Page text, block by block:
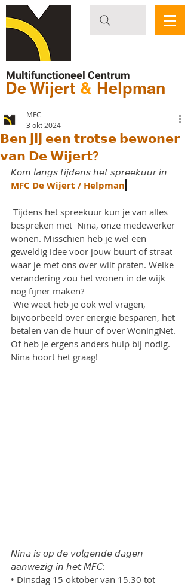
Multifunctioneel Centrum
De Wijert & Helpman
𝗕𝗲𝗻 𝗷𝗶𝗷 𝗲𝗲𝗻 𝘁𝗿𝗼𝘁𝘀𝗲 𝗯𝗲𝘄𝗼𝗻𝗲𝗿
𝘃𝗮𝗻 𝗗𝗲 𝗪𝗶𝗷𝗲𝗿𝘁?
MFC
3 okt 2024
𝘒𝘰𝘮 𝘭𝘢𝘯𝘨𝘴 𝘵𝘪𝘫𝘥𝘦𝘯𝘴 𝘩𝘦𝘵 𝘴𝘱𝘳𝘦𝘦𝘬𝘶𝘶𝘳 𝘪𝘯
MFC De Wijert / Helpman
Tijdens het spreekuur kun je van alles
bespreken met  Nina, onze medewerker
wonen. Misschien heb je wel een
geweldig idee voor jouw buurt of straat
waar je met ons over wilt praten. Welke
verandering zou het wonen in de wijk
nog fijner maken?
Wie weet heb je ook wel vragen,
bijvoorbeeld over energie besparen, het
betalen van de huur of over WoningNet.
Of heb je ergens anders hulp bij nodig.
Nina hoort het graag!
𝘕𝘪𝘯𝘢 𝘪𝘴 𝘰𝘱 𝘥𝘦 𝘷𝘰𝘭𝘨𝘦𝘯𝘥𝘦 𝘥𝘢𝘨𝘦𝘯
𝘢𝘢𝘯𝘸𝘦𝘻𝘪𝘨 𝘪𝘯 𝘩𝘦𝘵 𝘔𝘍𝘊:
• Dinsdag 15 oktober van 15.30 tot